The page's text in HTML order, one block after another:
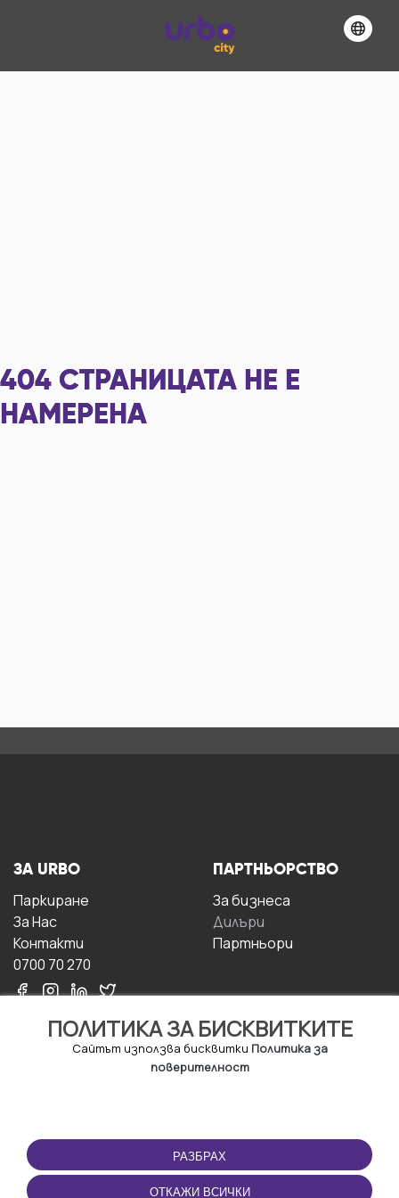
404 СТРАНИЦАТА НЕ Е
НАМЕРЕНА
ПОЛИТИКА ЗА БИСКВИТКИТЕ
Сайтът използва бисквитки Политика за
поверителност
РАЗБРАХ
ОТКАЖИ ВСИЧКИ
ЗА URBO
Паркиране
За Hас
Контакти
0700 70 270
ПАРТНЬОРСТВО
За бизнесa
Дилъри
Партньори
ПОЛЗВАНЕ
Правила и условия за
ползване
ПРИЛОЖЕНИЕТО